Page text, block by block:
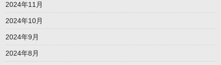
2024年11月
2024年10月
2024年9月
2024年8月